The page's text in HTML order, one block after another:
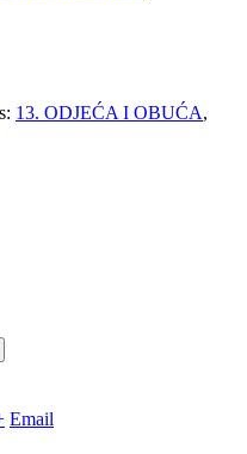
13. ODJEĆA I OBUĆA,
Email